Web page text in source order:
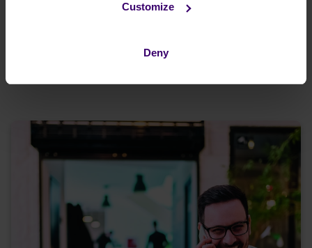
Customize
Deny
jaren tachtig was voicemail een baanbrekende
niet alleen zien welke oproepen ze hadden gemist,